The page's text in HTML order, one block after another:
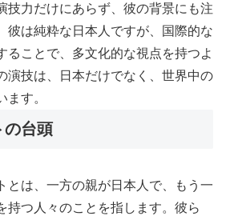
技力だけにあらず、彼の背景にも注
彼は純粋な日本人ですが、国際的な
ることで、多文化的な視点を持つよ
演技は、日本だけでなく、世界中の
す。
の台頭
とは、一方の親が日本人で、もう一
持つ人々のことを指します。彼ら